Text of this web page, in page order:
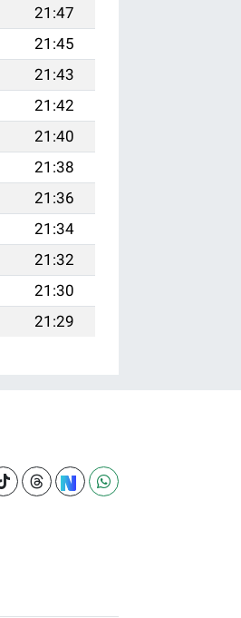
21:47
21:45
21:43
21:42
21:40
21:38
21:36
21:34
21:32
21:30
21:29